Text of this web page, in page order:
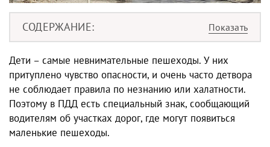
СОДЕРЖАНИЕ
Дети – самые невнимательные пешеходы. У них
притуплено чувство опасности, и очень часто детвора
не соблюдает правила по незнанию или халатности.
Поэтому в ПДД есть специальный знак, сообщающий
водителям об участках дорог, где могут появиться
маленькие пешеходы.